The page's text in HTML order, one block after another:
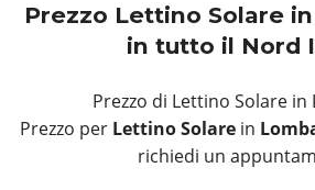
Prezzo Lettino Solare
in tutto il Nord
Prezzo di Lettino Solare in
Prezzo per Lettino Solare in
richiedi un